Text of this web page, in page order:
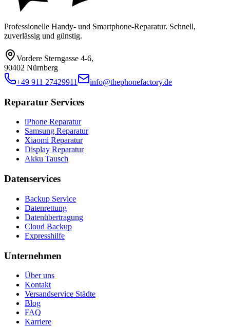
Professionelle Handy- und Smartphone-Reparatur. Schnell,
zuverlässig und günstig.
Vordere Sterngasse 4-6,
90402 Nürnberg
+49 911 27429911
info@thephonefactory.de
Reparatur Services
iPhone Reparatur
Samsung Reparatur
Xiaomi Reparatur
Display Reparatur
Akku Tausch
Datenservices
Backup Service
Datenrettung
Datenübertragung
Cloud Backup
Expresshilfe
Unternehmen
Über uns
Kontakt
Versandservice Städte
Blog
FAQ
Karriere